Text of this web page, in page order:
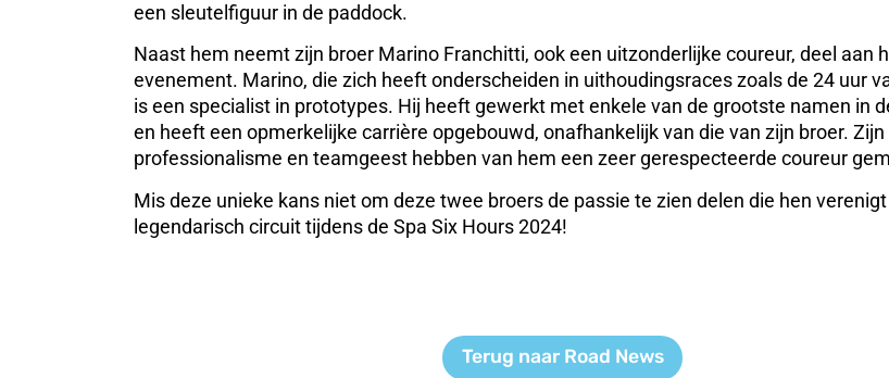
een sleutelfiguur in de paddock.
Naast hem neemt zijn broer Marino Franchitti, ook een uitzonderlijke coureur, deel aan
evenement. Marino, die zich heeft onderscheiden in uithoudingsraces zoals de 24 uur
is een specialist in prototypes. Hij heeft gewerkt met enkele van de grootste namen in
en heeft een opmerkelijke carrière opgebouwd, onafhankelijk van die van zijn broer. Zijn
professionalisme en teamgeest hebben van hem een zeer gerespecteerde coureur
Mis deze unieke kans niet om deze twee broers de passie te zien delen die hen
legendarisch circuit tijdens de Spa Six Hours 2024!
Terug naar Road News